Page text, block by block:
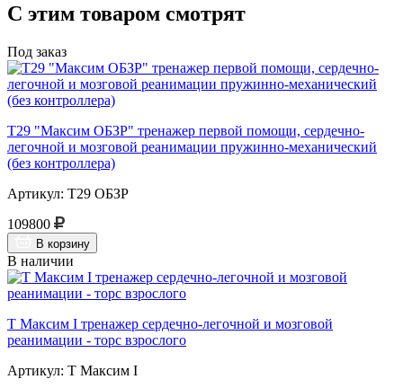
С этим товаром смотрят
Под заказ
Т29 "Максим ОБЗР" тренажер первой помощи, сердечно-
легочной и мозговой реанимации пружинно-механический
(без контроллера)
Артикул: Т29 ОБЗР
109800
В корзину
В наличии
Т Максим I тренажер сердечно-легочной и мозговой
реанимации - торс взрослого
Артикул: Т Максим I